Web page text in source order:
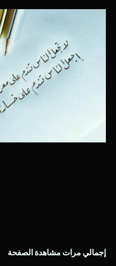
إجمالي مرات مشاهدة الصفحة